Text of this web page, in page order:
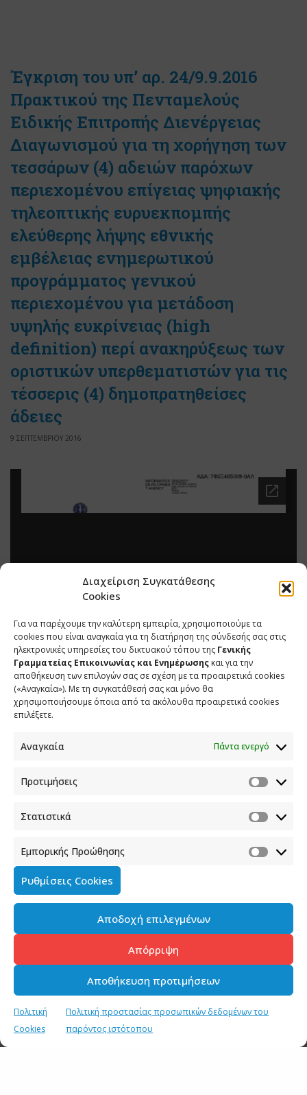
Διαχείριση Συγκατάθεσης
Cookies
Για να παρέχουμε την καλύτερη εμπειρία, χρησιμοποιούμε τα
cookies που είναι αναγκαία για τη διατήρηση της σύνδεσής σας στις
ηλεκτρονικές υπηρεσίες του δικτυακού τόπου της Γενικής
Γραμματείας Επικοινωνίας και Ενημέρωσης και για την
αποθήκευση των επιλογών σας σε σχέση με τα προαιρετικά cookies
(«Αναγκαία»). Με τη συγκατάθεσή σας και μόνο θα
χρησιμοποιήσουμε όποια από τα ακόλουθα προαιρετικά cookies
επιλέξετε.
Αναγκαία Πάντα ενεργό
Προτιμήσεις
Στατιστικά
Εμπορικής Προώθησης
Ρυθμίσεις Cookies
Αποδοχή επιλεγμένων
Απόρριψη
Αποθήκευση προτιμήσεων
Πολιτική
Cookies
Πολιτική προστασίας προσωπικών δεδομένων του
παρόντος ιστότοπου
Έγκριση του υπ’ αρ. 24/9.9.2016
Πρακτικού της Πενταμελούς
Ειδικής Επιτροπής Διενέργειας
Διαγωνισμού για τη χορήγηση των
τεσσάρων (4) αδειών παρόχων
περιεχομένου επίγειας ψηφιακής
τηλεοπτικής ευρυεκπομπής
ελεύθερης λήψης εθνικής
εμβέλειας ενημερωτικού
προγράμματος γενικού
περιεχομένου για μετάδοση
υψηλής ευκρίνειας (high
definition) περί ανακηρύξεως των
οριστικών υπερθεματιστών για τις
τέσσερις (4) δημοπρατηθείσες
άδειες
9 ΣΕΠΤΕΜΒΡΙΟΥ 2016
SHARE TWEET
SHARE